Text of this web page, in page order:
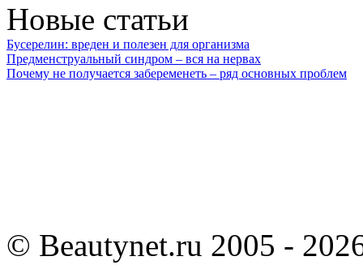
Новые статьи
Бусерелин: вреден и полезен для организма
Предменструальный синдром – вся на нервах
Почему не получается забеременеть – ряд основных проблем
© Beautynet.ru 2005 -